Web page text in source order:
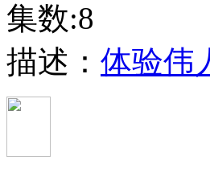
集数:8
描述： 体验伟